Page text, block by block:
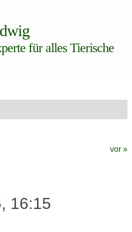
für alles Tierische
vor »
16:15